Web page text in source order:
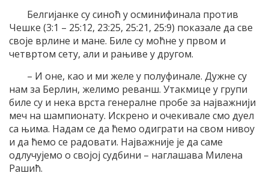
Белгијанке су синоћ у осминифинала против
Чешке (3:1 – 25:12, 23:25, 25:21, 25:9) показале да све
своје врлине и мане. Биле су моћне у првом и
четвртом сету, али и рањиве у другом.
– И оне, као и ми желе у полуфинале. Дужне су
нам за Берлин, желимо реванш. Утакмице у групи
биле су и нека врста генералне пробе за најважнији
меч на шампионату. Искрено и очекивале смо дуел
са њима. Надам се да ћемо одиграти на свом нивоу
и да ћемо се радовати. Најважније је да саме
одлучујемо о својој судбини – наглашава Милена
Рашић.